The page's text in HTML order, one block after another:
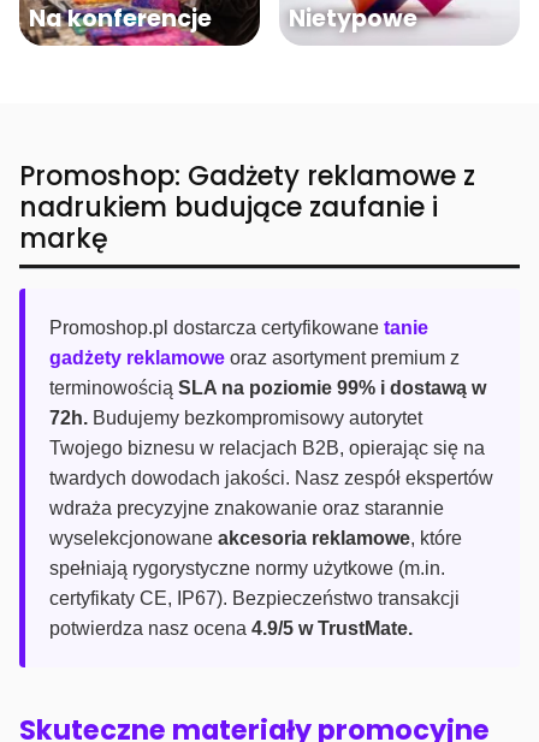
Na konferencje Nietypowe
Promoshop: Gadżety reklamowe z
nadrukiem budujące zaufanie i
markę
Promoshop.pl dostarcza certyfikowane tanie
gadżety reklamowe oraz asortyment premium z
terminowością SLA na poziomie 99% i dostawą w
72h. Budujemy bezkompromisowy autorytet
Twojego biznesu w relacjach B2B, opierając się na
twardych dowodach jakości. Nasz zespół ekspertów
wdraża precyzyjne znakowanie oraz starannie
wyselekcjonowane akcesoria reklamowe, które
spełniają rygorystyczne normy użytkowe (m.in.
certyfikaty CE, IP67). Bezpieczeństwo transakcji
potwierdza nasz ocena 4.9/5 w TrustMate.
Skuteczne materiały promocyjne